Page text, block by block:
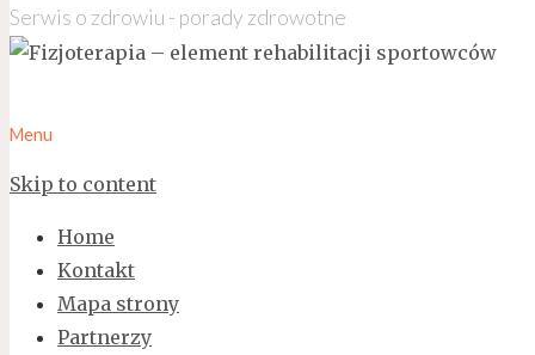
Serwis o zdrowiu - porady zdrowotne
Menu
Skip to content
Home
Kontakt
Mapa strony
Partnerzy